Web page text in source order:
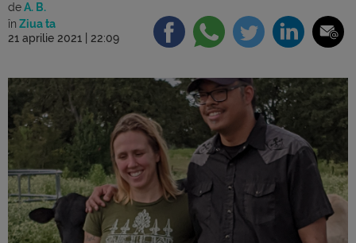
deA. B.
în Ziua ta
21 aprilie 2021 | 22:09